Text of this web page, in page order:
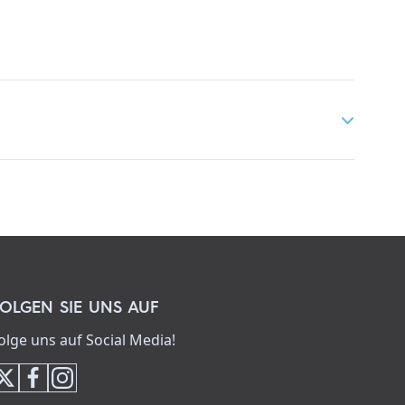
SIE UNS AUF
uns auf Social Media!